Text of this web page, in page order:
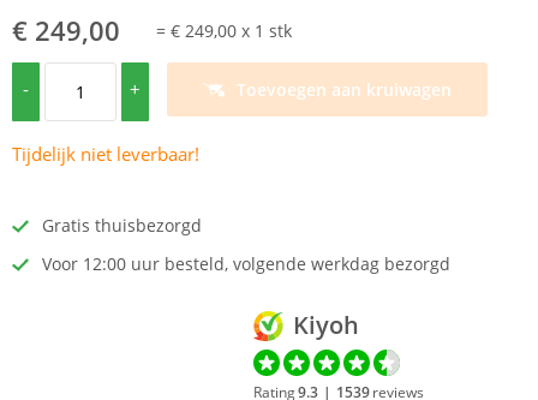
€ 249,00 = € 249,00 x 1 stk
- + Toevoegen aan kruiwagen
Tijdelijk niet leverbaar!
Gratis thuisbezorgd
Voor 12:00 uur besteld, volgende werkdag bezorgd
Kiyoh
Rating9.3 | 1539reviews